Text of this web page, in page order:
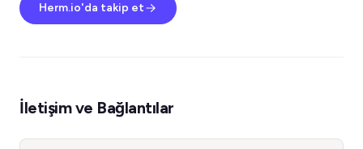
Herm.io'da takip et
İletişim ve Bağlantılar